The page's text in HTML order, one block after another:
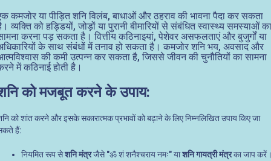
कमजोर या पीड़ित शनि विलंब, बाधाओं और ठहराव की भावना पैदा कर सकता
व्यक्ति को हड्डियों, जोड़ों या पुरानी बीमारियों से संबंधित स्वास्थ्य समस्याओं का
करना पड़ सकता है। वित्तीय कठिनाइयां, पेशेवर असफलताएं और बुजुर्गों या
के साथ संबंधों में तनाव हो सकता है। कमजोर शनि भय, अवसाद और
की कमी उत्पन्न कर सकता है, जिससे जीवन की चुनौतियों का सामना
में कठिनाई होती है।
को मजबूत करने के उपाय:
को शांत करने और इसके सकारात्मक प्रभावों को बढ़ाने के लिए निम्नलिखित उपाय किए जा
हैं:
नियमित रूप सेशनि मंत्रजैसे "ॐ शं शनैश्चराय नमः" याशनि गायत्री मंत्रका जाप